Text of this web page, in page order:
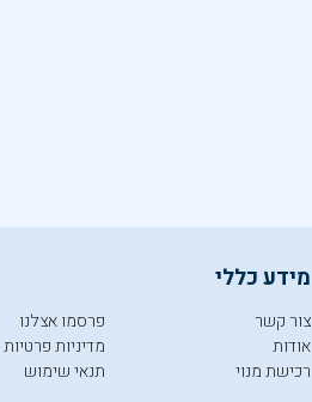
מידע כללי
צור קשר
אודות
רכישת מנוי
פרסמו אצלנו
מדיניות פרטיות
תנאי שימוש